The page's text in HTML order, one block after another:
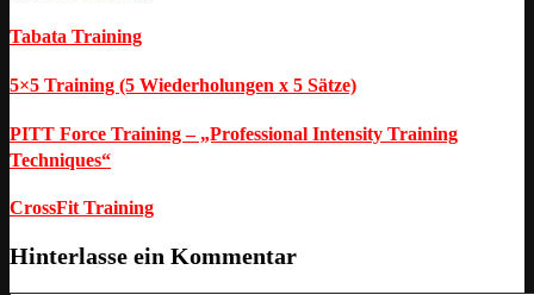
Tabata Training
5×5 Training (5 Wiederholungen x 5 Sätze)
PITT Force Training – „Professional Intensity Training
Techniques“
CrossFit Training
Hinterlasse ein Kommentar